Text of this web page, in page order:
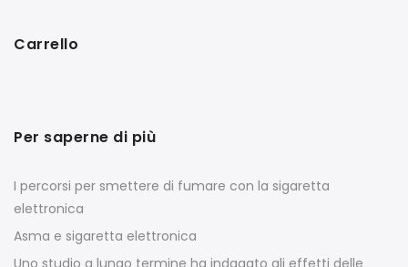
Carrello
Per saperne di più
I percorsi per smettere di fumare con la sigaretta
elettronica
Asma e sigaretta elettronica